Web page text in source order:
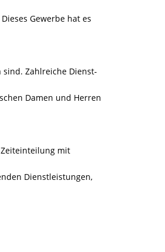
Gewerbe hat es
Zahlreiche Dienst-
Damen und Herren
mit
Dienstleistungen,